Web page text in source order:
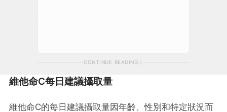
CONTINUE READING
維他命C每日建議攝取量
維他命C的每日建議攝取量因年齡、性別和特定狀況而